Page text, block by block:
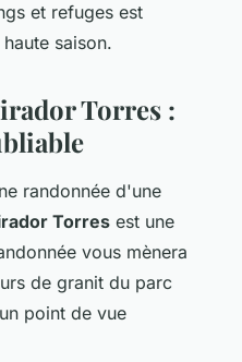
et refuges est
saison.
Torres :
randonnée d'une
Torres est une
vous mènera
de granit du parc
point de vue